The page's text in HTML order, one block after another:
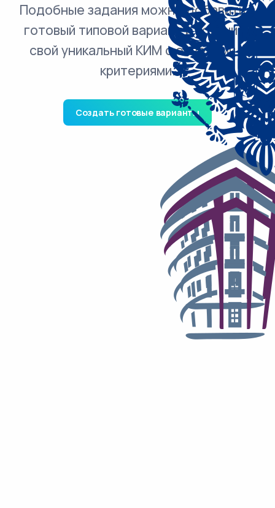
Подобные задания можно добавить в
готовый типовой вариант и получить
свой уникальный КИМ с ответами и
критериями.
Создать готовые варианты